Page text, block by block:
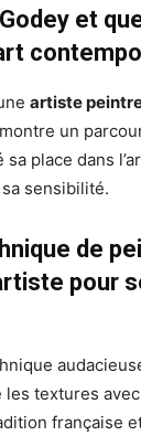
et
artiste
montre un
place dans
sensibilité.
de
pour
textures
française